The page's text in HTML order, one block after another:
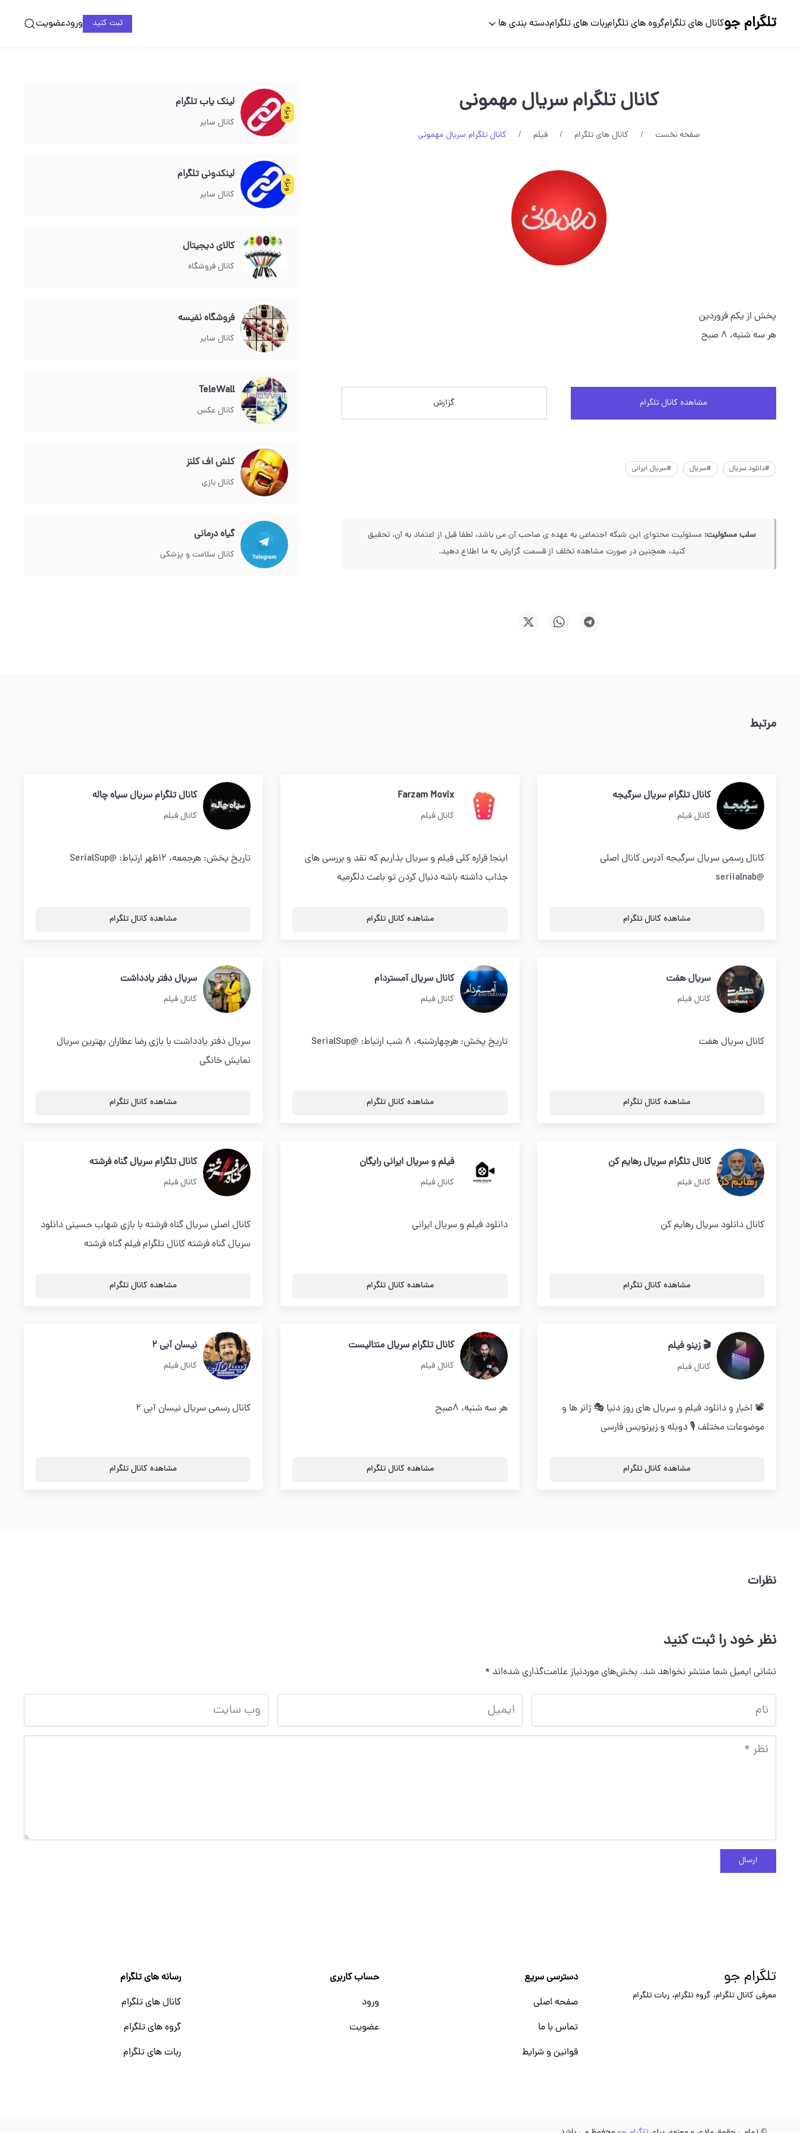
تلگرام جوکانال های تلگرامگروه های تلگرامربات های تلگرامدسته بندی ها ثبت کنید ورودعضویت
کانال تلگرام سریال مهمونی
صفحه نخست کانال های تلگرام فیلم کانال تلگرام سریال مهمونی
پخش از یکم فروردین
هر سه شنبه، ۸ صبح
مشاهده کانال تلگرام گزارش
#دانلود سریال #سریال #سریال ایرانی
سلب مسئولیت: مسئولیت محتوای این شبکه اجتماعی به عهده ی صاحب آن می باشد، لطفا قبل از اعتماد به آن، تحقیق
کنید، همچنین در صورت مشاهده تخلف از قسمت گزارش به ما اطلاع دهید.
ویژه
لینک یاب تلگرام
کانال سایر
ویژه
لینکدونی تلگرام
کانال سایر
کالای دیجیتال
کانال فروشگاه
فروشگاه نفیسه
کانال سایر
TeleWall
کانال عکس
کلش اف کلنز
کانال بازی
گیاه درمانی
کانال سلامت و پزشکی
مرتبط
کانال تلگرام سریال سرگیجه
کانال فیلم
کانال رسمی سریال سرگیجه آدرس کانال اصلی
@seriialnab
مشاهده کانال تلگرام
Farzam Movix
کانال فیلم
اینجا قراره کلی فیلم و سریال بذاریم که نقد و بررسی های
جذاب داشته باشه دنبال کردن تو باعث دلگرمیه
مشاهده کانال تلگرام
کانال تلگرام سریال سیاه چاله
کانال فیلم
تاریخ پخش: هرجمعه، ۱۲ظهر ارتباط: @SerialSup
مشاهده کانال تلگرام
سریال هفت
کانال فیلم
کانال سریال هفت
مشاهده کانال تلگرام
کانال سریال آمستردام
کانال فیلم
تاریخ پخش: هرچهارشنبه، ۸ شب ارتباط: @SerialSup
مشاهده کانال تلگرام
سریال دفتر یادداشت
کانال فیلم
سریال دفتر یادداشت با بازی رضا عطاران بهترین سریال
نمایش خانگی
مشاهده کانال تلگرام
کانال تلگرام سریال رهایم کن
کانال فیلم
کانال دانلود سریال رهایم کن
مشاهده کانال تلگرام
فیلم و سریال ایرانی رایگان
کانال فیلم
دانلود فیلم و سریال ایرانی
مشاهده کانال تلگرام
کانال تلگرام سریال گناه فرشته
کانال فیلم
کانال اصلی سریال گناه فرشته با بازی شهاب حسینی دانلود
سریال گناه فرشته کانال تلگرام فیلم گناه فرشته
مشاهده کانال تلگرام
🎬 زینو فیلم
کانال فیلم
📽️ اخبار و دانلود فیلم و سریال های روز دنیا 🎭 ژانر ها و
موضوعات مختلف 🎙️ دوبله و زیرنویس فارسی
مشاهده کانال تلگرام
کانال تلگرام سریال منتالیست
کانال فیلم
هر سه شنبه، ۸صبح
مشاهده کانال تلگرام
نیسان آبی 2
کانال فیلم
کانال رسمی سریال نیسان آبی 2
مشاهده کانال تلگرام
نظرات
نظر خود را ثبت کنید
نشانی ایمیل شما منتشر نخواهد شد. بخش‌های موردنیاز علامت‌گذاری شده‌اند *
ارسال
دسترسی سریع
صفحه اصلی
تماس با ما
قوانین و شرایط
حساب کاربری
ورود
عضویت
رسانه های تلگرام
کانال های تلگرام
گروه های تلگرام
ربات های تلگرام
تلگرام جو
معرفی کانال تلگرام، گروه تلگرام، ربات تلگرام